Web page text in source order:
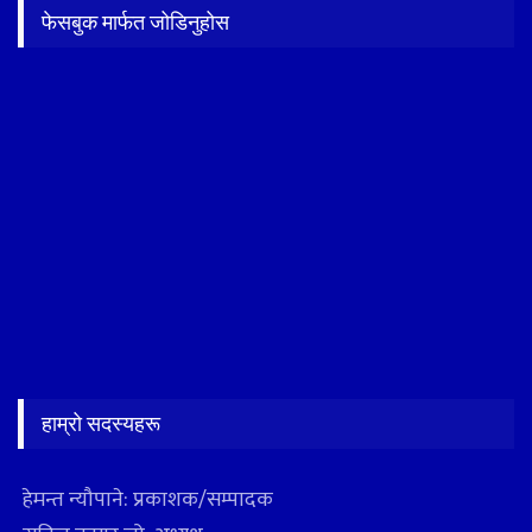
फेसबुक मार्फत जोडिनुहोस
हाम्रो सदस्यहरू
हेमन्त न्यौपाने: प्रकाशक/सम्पादक